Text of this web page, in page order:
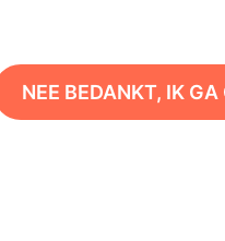
NEE BEDANKT, IK